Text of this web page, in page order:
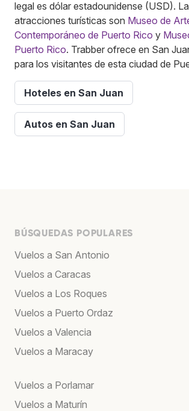
legal es dólar estadounidense (USD).
atracciones turísticas son Museo de
Contemporáneo de Puerto Rico y
Puerto Rico. Trabber ofrece en San
para los visitantes de esta ciudad de
Hoteles en San Juan
Autos en San Juan
BÚSQUEDAS POPULARES
Vuelos a San Antonio
Vuelos a Caracas
Vuelos a Los Roques
Vuelos a Puerto Ordaz
Vuelos a Valencia
Vuelos a Maracay
Vuelos a Porlamar
Vuelos a Maturín